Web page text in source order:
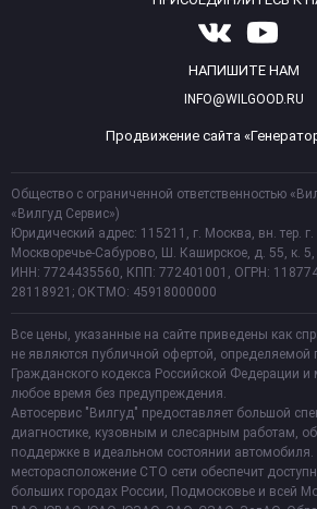
НАПИШИТЕ НАМ
INFO@WILGOOD.RU
Продвижение сайта
Общество с ограниченной ответственностью
«Вилгуд Сервис»)
Юридический адрес: 115211, г. Москва, вн. тер.
Москворечье-Сабурово, Ш. Каширское, д. 55, к.
ИНН: 7724435560, КПП: 772401001, ОГРН:
28118921; ОКТМО: 45918000000
Все цены, указанные на сайте приведены как
не являются публичной офертой, определяемой
Гражданского кодекса Российской Федерации и
любое время без предупреждения.
Автосервис "Вилгуд" предоставляет большой
диагностике, кузовным и слесарным работам,
поддержке в идеальном состоянии
месторасположение СТО сети обеспечит
больших городах России, Подмосковье и всей